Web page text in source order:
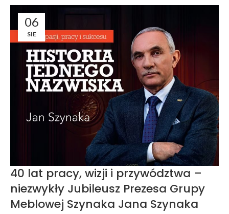
06
SIE
40 lat pracy, wizji i przywództwa –
niezwykły Jubileusz Prezesa Grupy
Meblowej Szynaka Jana Szynaka